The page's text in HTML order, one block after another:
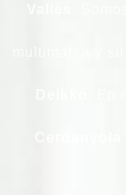
.
multimarca y
. En